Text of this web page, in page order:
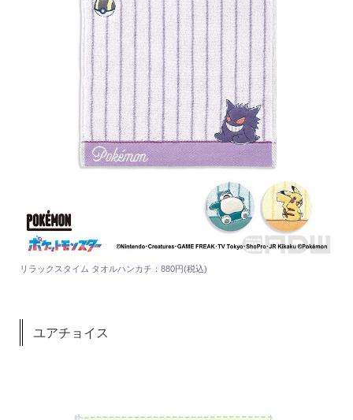
リラックスタイム タオルハンカチ：880円(税込)
ユアチョイス